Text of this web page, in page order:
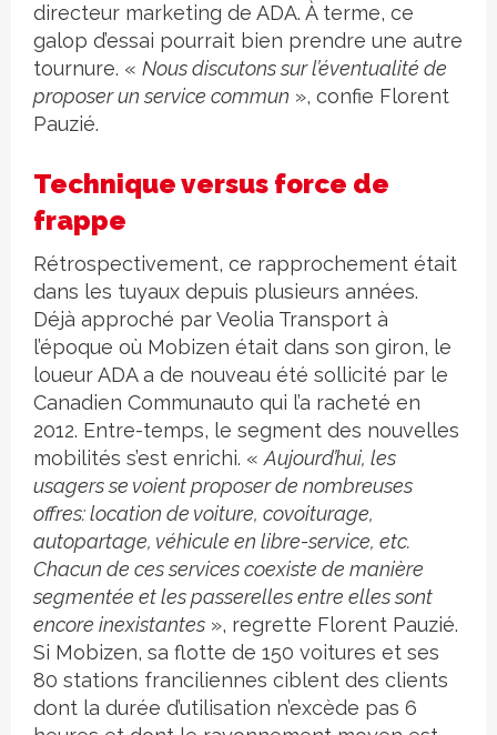
directeur marketing de ADA. À terme, ce
galop d’essai pourrait bien prendre une autre
tournure. « Nous discutons sur l’éventualité de
proposer un service commun », confie Florent
Pauzié.
Technique versus force de
frappe
Rétrospectivement, ce rapprochement était
dans les tuyaux depuis plusieurs années.
Déjà approché par Veolia Transport à
l’époque où Mobizen était dans son giron, le
loueur ADA a de nouveau été sollicité par le
Canadien Communauto qui l’a racheté en
2012. Entre-temps, le segment des nouvelles
mobilités s’est enrichi. « Aujourd’hui, les
usagers se voient proposer de nombreuses
offres: location de voiture, covoiturage,
autopartage, véhicule en libre-service, etc.
Chacun de ces services coexiste de manière
segmentée et les passerelles entre elles sont
encore inexistantes », regrette Florent Pauzié.
Si Mobizen, sa flotte de 150 voitures et ses
80 stations franciliennes ciblent des clients
dont la durée d’utilisation n’excède pas 6